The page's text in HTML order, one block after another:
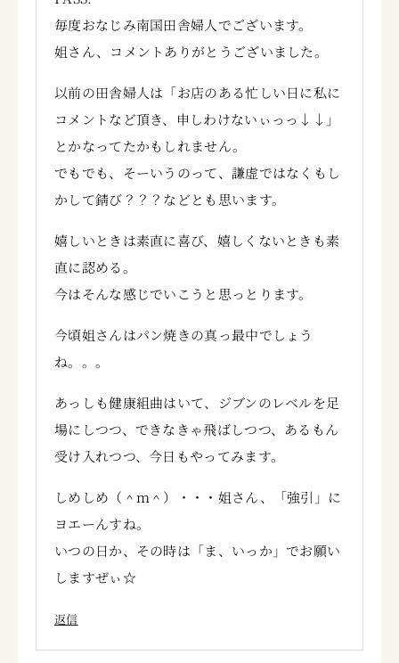
毎度おなじみ南国田舎婦人でございます。
姐さん、コメントありがとうございました。
以前の田舎婦人は「お店のある忙しい日に私に
コメントなど頂き、申しわけないぃっっ↓↓」
とかなってたかもしれません。
でもでも、そーいうのって、謙虚ではなくもし
かして錆び？？？などとも思います。
嬉しいときは素直に喜び、嬉しくないときも素
直に認める。
今はそんな感じでいこうと思っとります。
今頃姐さんはパン焼きの真っ最中でしょう
ね。。。
あっしも健康組曲はいて、ジブンのレベルを足
場にしつつ、できなきゃ飛ばしつつ、あるもん
受け入れつつ、今日もやってみます。
しめしめ（＾ｍ＾）・・・姐さん、「強引」に
ヨエーんすね。
いつの日か、その時は「ま、いっか」でお願い
しますぜぃ☆
返信